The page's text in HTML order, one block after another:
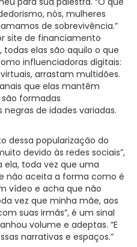
nós, mulheres
de sobrevivência.”
site de financiamento
elas são aquilo o que
influenciadoras digitais:
arrastam multidões.
que elas mantêm
formadas
de idades variadas.
dessa popularização do
devido às redes sociais”,
ela, toda vez que uma
não aceita a forma como é
vídeo e acha que não
vez que minha mãe, aos
suas irmãs”, é um sinal
volume e adeptas. “E
narrativas e espaços.”